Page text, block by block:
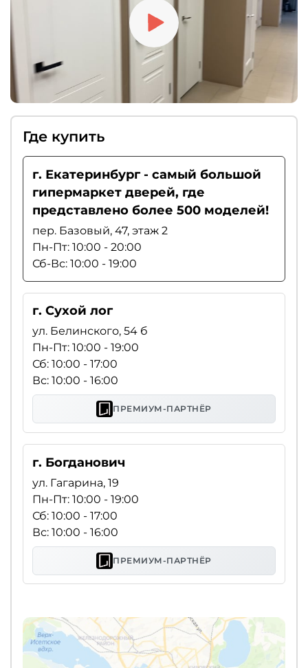
Где купить
г. Екатеринбург - самый большой
гипермаркет дверей, где
представлено более 500 моделей!
пер. Базовый, 47, этаж 2
Пн-Пт: 10:00 - 20:00
Сб-Вс: 10:00 - 19:00
г. Сухой лог
ул. Белинского, 54 б
Пн-Пт: 10:00 - 19:00
Сб: 10:00 - 17:00
Вс: 10:00 - 16:00
ПРЕМИУМ-ПАРТНЁР
г. Богданович
ул. Гагарина, 19
Пн-Пт: 10:00 - 19:00
Сб: 10:00 - 17:00
Вс: 10:00 - 16:00
ПРЕМИУМ-ПАРТНЁР